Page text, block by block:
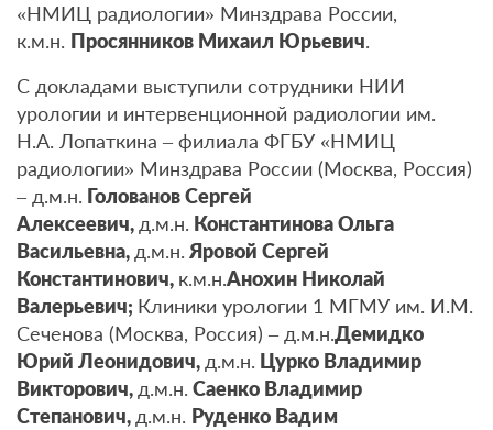
«НМИЦ радиологии» Минздрава России,
к.м.н. Просянников Михаил Юрьевич.
С докладами выступили сотрудники НИИ
урологии и интервенционной радиологии им.
Н.А. Лопаткина – филиала ФГБУ «НМИЦ
радиологии» Минздрава России (Москва, Россия)
– д.м.н. Голованов Сергей
Алексеевич,д.м.н. Константинова Ольга
Васильевна,д.м.н. Яровой Сергей
Константинович, к.м.н.Анохин Николай
Валерьевич; Клиники урологии 1 МГМУ им. И.М.
Сеченова (Москва, Россия) – д.м.н.Демидко
Юрий Леонидович,д.м.н. Цурко Владимир
Викторович,д.м.н. Саенко Владимир
Степанович,д.м.н. Руденко Вадим